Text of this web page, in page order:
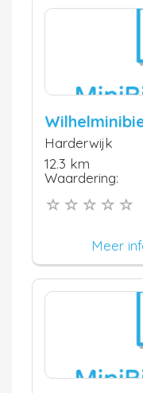
Harderwijk
12.3 km
Waardering:
Meer